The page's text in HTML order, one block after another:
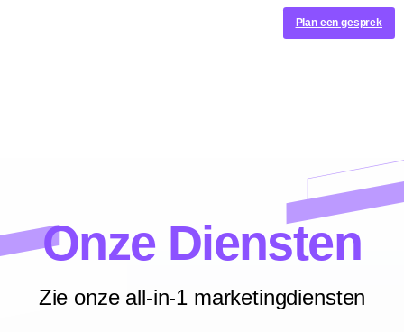
Plan een gesprek
Onze Diensten
Zie onze all-in-1 marketingdiensten